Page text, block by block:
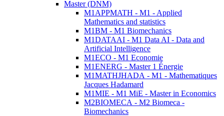
Master (DNM)
M1APPMATH - M1 - Applied
Mathematics and statistics
M1BM - M1 Biomechanics
M1DATAAI - M1 Data AI - Data and
Artificial Intelligence
M1ECO - M1 Economie
M1ENERG - Master 1 Énergie
M1MATHJHADA - M1 - Mathematiques
Jacques Hadamard
M1MIE - M1 MiE - Master in Economics
M2BIOMECA - M2 Biomeca -
Biomechanics